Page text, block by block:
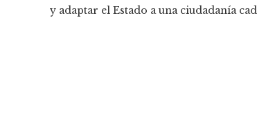
y adaptar el Estado a una ciudadanía